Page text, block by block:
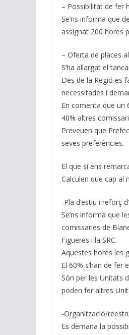
– Possibilitat de fer
Se’ns informa que
assignat 200 hores
– Oferta de places
S’ha allargat el
Des de la Regió es
necessitades i
En comenta que un
40% altres
Preveuen que
seves preferències.
El que si ens
Calculen que cap al
-Pla d’estiu i reforç
Se’ns informa que
comissaries de
Figueres i la SRC.
Aquestes hores les
El 60% s’han de
Són per les Unitats
poden fer altres
-Organització/
Es demana la